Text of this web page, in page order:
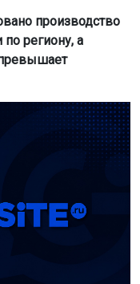
производство
региону, а